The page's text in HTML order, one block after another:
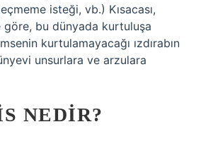
isteği, vb.) Kısacası,
bu dünyada kurtuluşa
kurtulamayacağı ızdırabın
unsurlara ve arzulara
NEDIR?